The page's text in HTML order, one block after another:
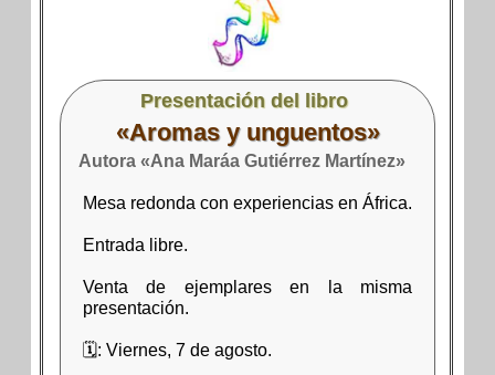
Presentación del libro
«Aromas y unguentos»
Autora «Ana Maráa Gutiérrez Martínez»
Mesa redonda con experiencias en África.
Entrada libre.
Venta de ejemplares en la misma
presentación.
🗓: Viernes, 7 de agosto.